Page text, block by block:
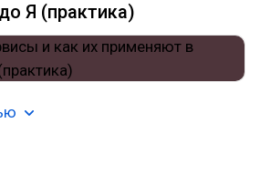
Я (практика)